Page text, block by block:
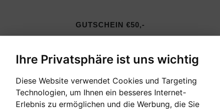
Ihre Privatsphäre ist uns wichtig
Diese Website verwendet Cookies und Targeting
Technologien, um Ihnen ein besseres Internet-
Erlebnis zu ermöglichen und die Werbung, die Sie
GUTSCHEIN €50,-
50,00 €